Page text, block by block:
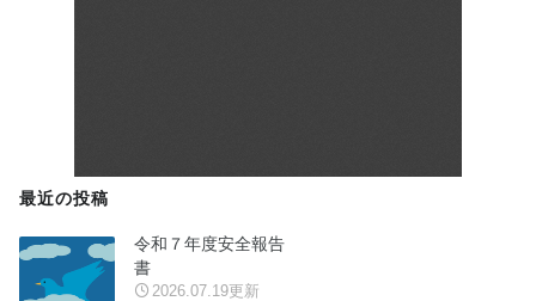
最近の投稿
令和７年度安全報告
書
2026.07.19更新